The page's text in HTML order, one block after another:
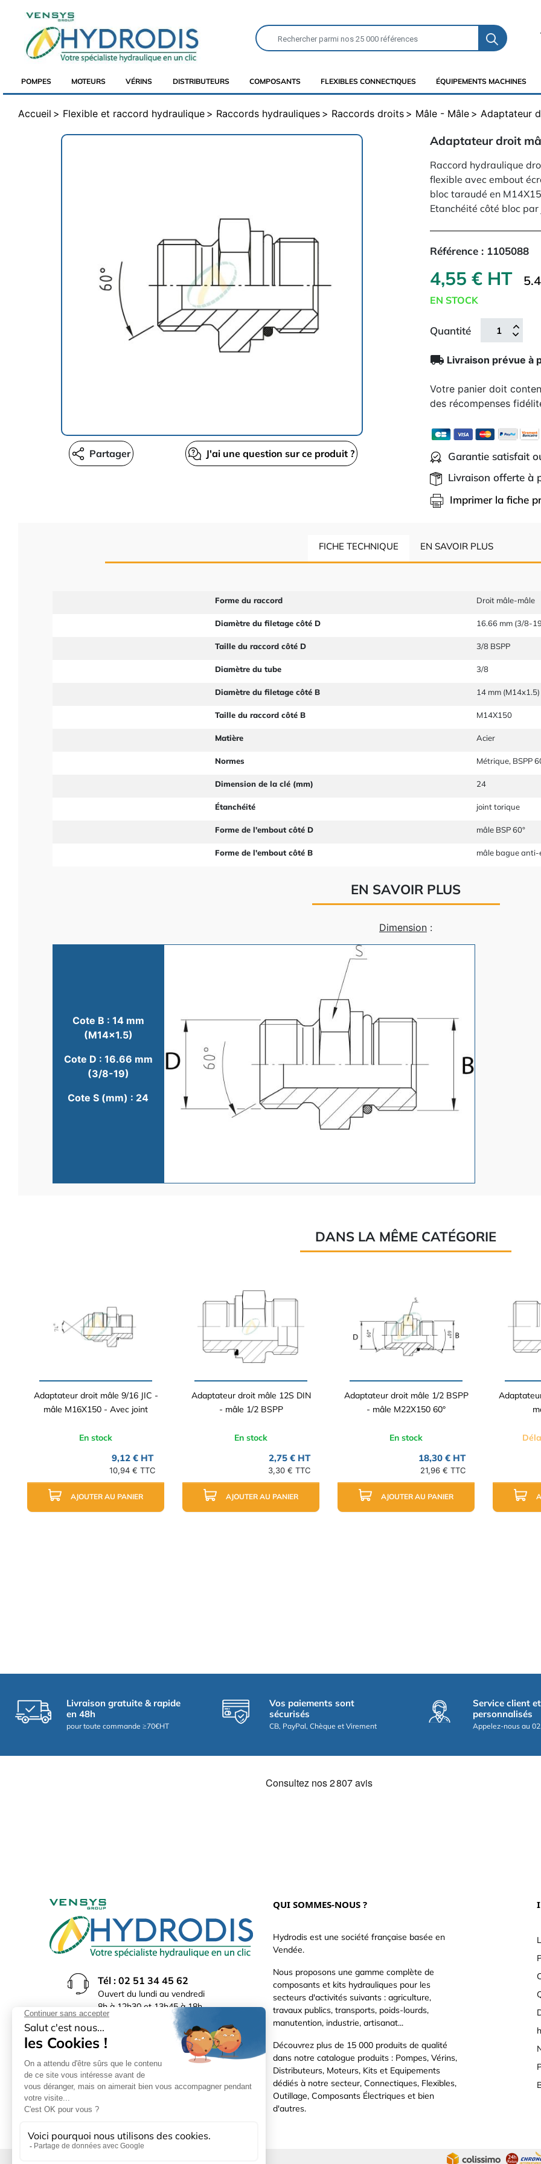
POMPES MOTEURS VÉRINS DISTRIBUTEURS COMPOSANTS FLEXIBLES CONNECTIQUES ÉQUIPEMENTS MACHINES
Accueil Flexible et raccord hydraulique Raccords hydrauliques Raccords droits Mâle - Mâle Adaptateur
J'ai une question sur ce produit ?
Partager
Adaptateur droit
Raccord hydraulique
flexible avec embout
bloc taraudé en
Etanchéité côté bloc
Référence : 1105088
4,55 € HT
EN STOCK
Quantité
local_shipping Livraison prévue à
Votre panier doit
des récompenses
Garantie satisfait
Livraison offerte à
Imprimer la fiche
FICHE TECHNIQUE EN SAVOIR PLUS
Forme du raccord Droit mâle-mâle
Diamètre du filetage côté D 16.66 mm (3/8-
Taille du raccord côté D 3/8 BSPP
Diamètre du tube 3/8
Diamètre du filetage côté B 14 mm (M14x1.5)
Taille du raccord côté B M14X150
Matière Acier
Normes Métrique, BSPP
Dimension de la clé (mm) 24
Étanchéité joint torique
Forme de l'embout côté D mâle BSP 60°
Forme de l'embout côté B mâle bague
EN SAVOIR PLUS
Dimension :
Cote B : 14 mm
(M14x1.5)
Cote D : 16.66 mm
(3/8-19)
Cote S (mm) : 24
DANS LA MÊME CATÉGORIE
Adaptateur droit mâle 9/16 JIC -
mâle M16X150 - Avec joint
En stock
9,12 € HT
10,94 € TTC
AJOUTER AU PANIER
Adaptateur droit mâle 12S DIN
- mâle 1/2 BSPP
En stock
2,75 € HT
3,30 € TTC
AJOUTER AU PANIER
Adaptateur droit mâle 1/2 BSPP
- mâle M22X150 60°
En stock
18,30 € HT
21,96 € TTC
AJOUTER AU PANIER
Livraison gratuite & rapide
en 48h
pour toute commande ≥70€HT
Vos paiements sont
sécurisés
CB, PayPal, Chèque et Virement
Service client
personnalisés
Appelez-nous au
Tél : 02 51 34 45 62
Ouvert du lundi au vendredi
8h à 12h30 et 13h45 à 18h
(17h30 le vendredi)
Rue du Bocage La Ribotière
85170 Le Poiré sur Vie
QUI SOMMES-NOUS ?
Hydrodis est une société française basée en
Vendée.
Nous proposons une gamme complète de
composants et kits hydrauliques pour les
secteurs d'activités suivants : agriculture,
travaux publics, transports, poids-lourds,
manutention, industrie, artisanat...
Découvrez plus de 15 000 produits de qualité
dans notre catalogue produits : Pompes, Vérins,
Distributeurs, Moteurs, Kits et Equipements
dédiés à notre secteur, Connectiques, Flexibles,
Outillage, Composants Électriques et bien
d'autres.